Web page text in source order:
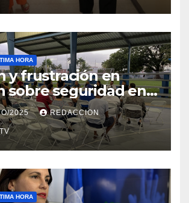
HORA
y frustración en
sobre seguridad en
Metropolitano
2025 REDACCION
HORA